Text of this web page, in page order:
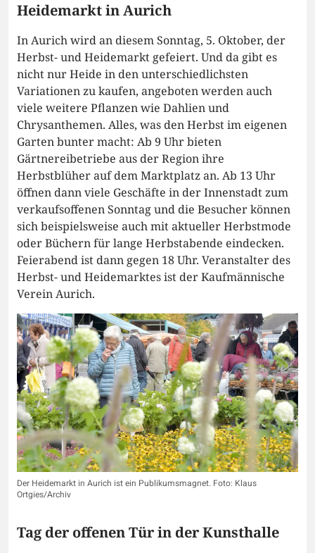
Heidemarkt in Aurich
In Aurich wird an diesem Sonntag, 5. Oktober, der
Herbst- und Heidemarkt gefeiert. Und da gibt es
nicht nur Heide in den unterschiedlichsten
Variationen zu kaufen, angeboten werden auch
viele weitere Pflanzen wie Dahlien und
Chrysanthemen. Alles, was den Herbst im eigenen
Garten bunter macht: Ab 9 Uhr bieten
Gärtnereibetriebe aus der Region ihre
Herbstblüher auf dem Marktplatz an. Ab 13 Uhr
öffnen dann viele Geschäfte in der Innenstadt zum
verkaufsoffenen Sonntag und die Besucher können
sich beispielsweise auch mit aktueller Herbstmode
oder Büchern für lange Herbstabende eindecken.
Feierabend ist dann gegen 18 Uhr. Veranstalter des
Herbst- und Heidemarktes ist der Kaufmännische
Verein Aurich.
Der Heidemarkt in Aurich ist ein Publikumsmagnet. Foto: Klaus
Ortgies/Archiv
Tag der offenen Tür in der Kunsthalle